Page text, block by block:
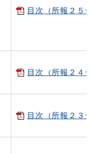
目次（所報２５
目次（所報２４
目次（所報２３